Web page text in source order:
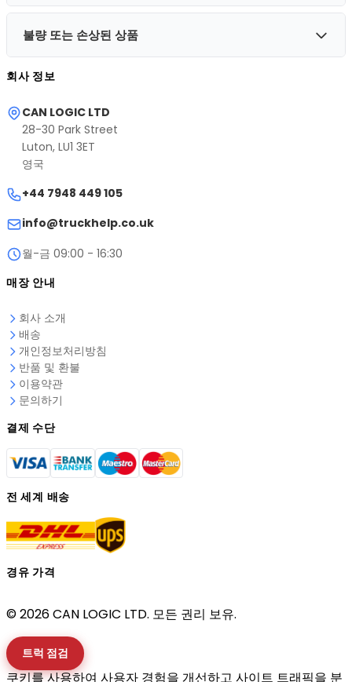
반품을 준비하고 수령 후 교환 제품을 발송해 드리겠습니다.
반품 배송비는 상품이 불량이거나 오배송인 경우를 제외하고
구매자가 부담합니다. 운송 중 분실된 상품에 대해 당사가 책임
질 수 없으므로 반품 시 추적 가능한 배송 서비스를 이용하실 것
불량 또는 손상된 상품
info@truckhelp.co.uk
한 교환 또는 전액 환불을 처리해 드리겠습니다.
회사 정보
CAN LOGIC LTD
28-30 Park Street
Luton, LU1 3ET
영국
+44 7948 449 105
info@truckhelp.co.uk
월-금 09:00 - 16:30
매장 안내
회사 소개
배송
개인정보처리방침
반품 및 환불
이용약관
문의하기
결제 수단
전 세계 배송
경유 가격
© 2026 CAN LOGIC LTD. 모든 권리 보유.
트럭 점검
쿠키를 사용하여 사용자 경험을 개선하고 사이트 트래픽을 분